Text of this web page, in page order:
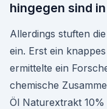
hingegen sind
Allerdings stuften
ein. Erst ein
ermittelte ein
chemische
Öl Naturextrakt